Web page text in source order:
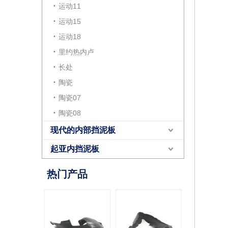
运动11
运动15
运动18
里约热内卢
长处
陶瓷
陶瓷07
陶瓷08
现代的内部挡泥板
起亚内挡泥板
热门产品